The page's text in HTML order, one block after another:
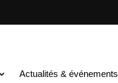
Actualités & événements